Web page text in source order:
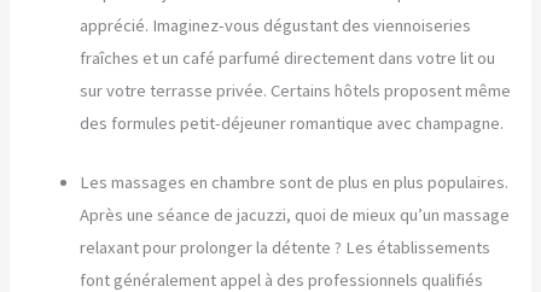
apprécié. Imaginez-vous dégustant des viennoiseries
fraîches et un café parfumé directement dans votre lit ou
sur votre terrasse privée. Certains hôtels proposent même
des formules petit-déjeuner romantique avec champagne.
Les massages en chambre sont de plus en plus populaires.
Après une séance de jacuzzi, quoi de mieux qu’un massage
relaxant pour prolonger la détente ? Les établissements
font généralement appel à des professionnels qualifiés